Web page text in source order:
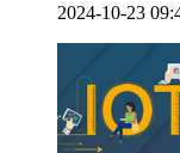
2024-10-23